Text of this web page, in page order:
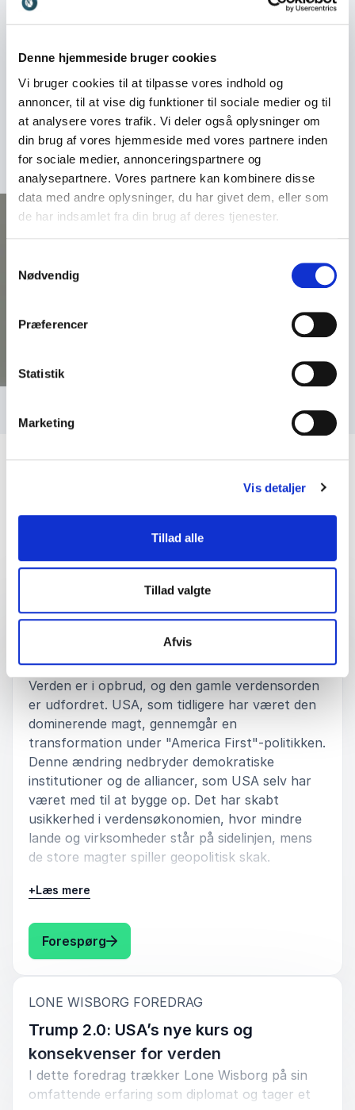
Denne hjemmeside bruger cookies
Vi bruger cookies til at tilpasse vores indhold og
annoncer, til at vise dig funktioner til sociale medier og til
at analysere vores trafik. Vi deler også oplysninger om
din brug af vores hjemmeside med vores partnere inden
for sociale medier, annonceringspartnere og
analysepartnere. Vores partnere kan kombinere disse
data med andre oplysninger, du har givet dem, eller som
de har indsamlet fra din brug af deres tjenester.
Nødvendig
Præferencer
Statistik
Marketing
Vis detaljer
Tillad alle
Tillad valgte
Afvis
hende til en eftertragtet taler, der kan inspirere og
motivere.
Uanset om du søger en indføring i diplomati, vil lære
mere om strategisk ledelse eller forstå, hvordan
globale begivenheder påvirker din virksomhed, er
Lone Wisborg en taler, der kan skabe værdi for dit
arrangement.
Foredrag
LONE WISBORG FOREDRAG:
En ny verdens-uorden – når alliancer
brydes og magten forskydes
Verden er i opbrud, og den gamle verdensorden
er udfordret. USA, som tidligere har været den
dominerende magt, gennemgår en
transformation under "America First"-politikken.
Denne ændring nedbryder demokratiske
institutioner og de alliancer, som USA selv har
været med til at bygge op. Det har skabt
usikkerhed i verdensøkonomien, hvor mindre
lande og virksomheder står på sidelinjen, mens
de store magter spiller geopolitisk skak.
Samtidig vokser Kina sig til en supermagt og
en nøglespiller i globale forsyningskæder,
samhandel og teknologi. Europæiske lande,
herunder Danmark, står nu over for en
begge stormagter. Hvordan undgår Europa at
blive klemt mellem USA og Kina i et geopolitisk
spil? Hvordan positionerer Danmark sig, når
stormagterne konkurrerer om global dominans?
Danske virksomheder skal forberede sig på de
+Læs mere
Forespørg: Lone Wisborg En ny verdens-uorden
LONE WISBORG FOREDRAG
Trump 2.0: USA’s nye kurs og
konsekvenser for verden
I dette foredrag trækker Lone Wisborg på sin
omfattende erfaring som diplomat og tager et